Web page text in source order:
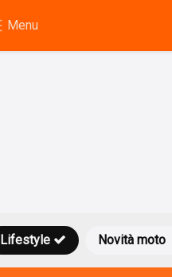
Novità moto
Lifestyle